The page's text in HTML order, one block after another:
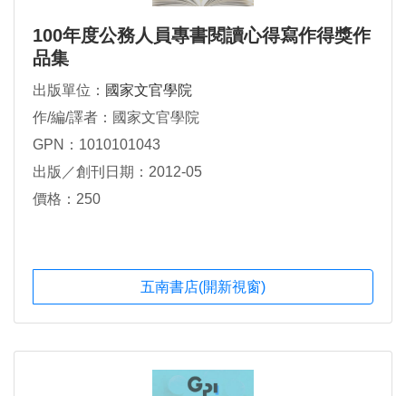
100年度公務人員專書閱讀心得寫作得獎作
品集
出版單位： 國家文官學院
作/編/譯者：國家文官學院
GPN：1010101043
出版／創刊日期：2012-05
價格：250
五南書店(開新視窗)